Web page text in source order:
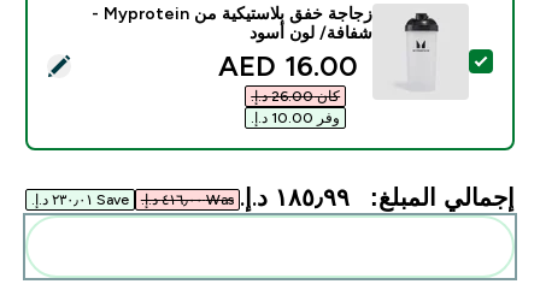
تحديد هذا المنتج - زجاجة خفق بلاستيكية من Myprotein - شفافة/ لون أسود
زجاجة خفق بلاستيكية من Myprotein -
شفافة/ لون أسود
discounted price
16.00 AED‎
كان ‏26.00 د.إ.‏‎
وفر ‏10.00 د.إ.‏‎
إجمالي المبلغ: ١٨٥٫٩٩ د.إ.‏‎ Was ٤١٦٫٠٠ د.إ.‏‎ Save ٢٣٠٫٠١ د.إ.‏‎